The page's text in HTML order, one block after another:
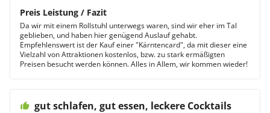
Preis Leistung / Fazit
Da wir mit einem Rollstuhl unterwegs waren, sind wir eher im Tal
geblieben, und haben hier genügend Auslauf gehabt.
Empfehlenswert ist der Kauf einer "Kärntencard", da mit dieser eine
Vielzahl von Attraktionen kostenlos, bzw. zu stark ermäßigten
Preisen besucht werden können. Alles in Allem, wir kommen wieder!
gut schlafen, gut essen, leckere Cocktails